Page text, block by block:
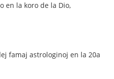
en la koro de la Dio,
famaj astrologinoj en la 20a